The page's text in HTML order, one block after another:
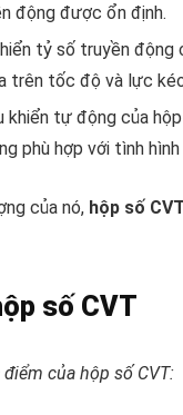
động được ổn định.
tỷ số truyền
trên tốc độ và lực
khiển tự động của
phù hợp với tình
của nó, hộp số CVT
số CVT
của hộp số CVT: